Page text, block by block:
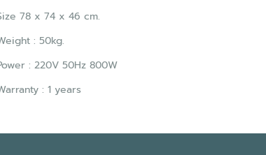
78 x 74 x 46 cm.
: 50kg.
: 220V 50Hz 800W
: 1 years